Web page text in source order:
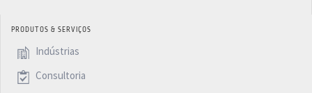
PRODUTOS & SERVIÇOS
Indústrias
Consultoria